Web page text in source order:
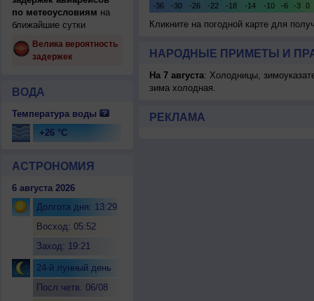
по метеоусловиям на
ближайшие сутки
Велика вероятность
задержек
ВОДА
Температура воды
+26 °C
АСТРОНОМИЯ
6 августа 2026
Долгота дня: 13:29
Восход: 05:52
Заход: 19:21
24-й лунный день
Посл.четв. 06/08
Кликните на погодной карте для
НАРОДНЫЕ ПРИМЕТЫ И
На 7 августа: Холодницы,
зима холодная.
РЕКЛАМА